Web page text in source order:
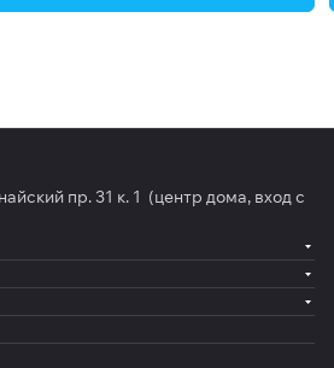
пр. 31 к. 1 (центр дома, вход с